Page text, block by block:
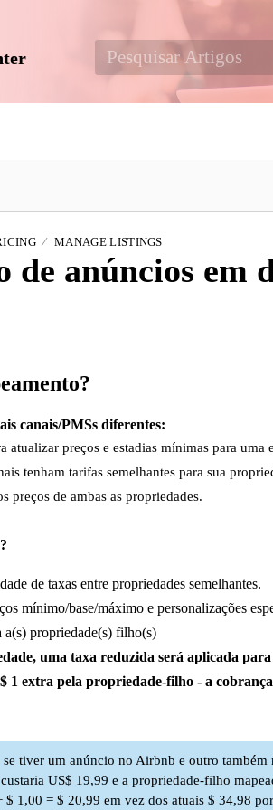
MANAGE LISTINGS
de anúncios em
canais/PMSs diferentes:
atualizar preços e estadias mínimas para
tenham tarifas semelhantes para sua
preços de ambas as propriedades.
de taxas entre propriedades semelhantes.
mínimo/base/máximo e personalizações
a(s) propriedade(s) filho(s)
uma taxa reduzida será aplicada para
1 extra pela propriedade-filho - a
tiver um anúncio no Airbnb e outro
US$ 19,99 e a propriedade-filho
$ 1,00 = $ 20,99 em vez dos atuais $ 34,98